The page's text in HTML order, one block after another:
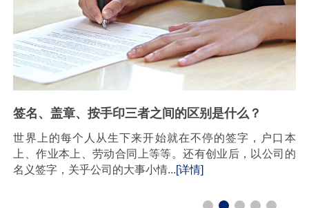
签名、盖章、按手印三者之间的区别是什么？
世界上的每个人从生下来开始就在不停的签字，户口本
上、作业本上、劳动合同上等等。还有创业后，以公司的
名义签字，关乎公司的大事小情...[详情]